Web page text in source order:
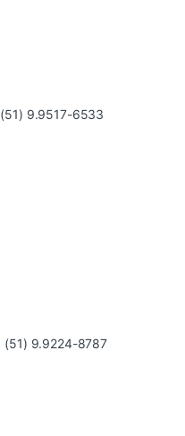
(51) 9.9517-6533
(51) 9.9224-8787